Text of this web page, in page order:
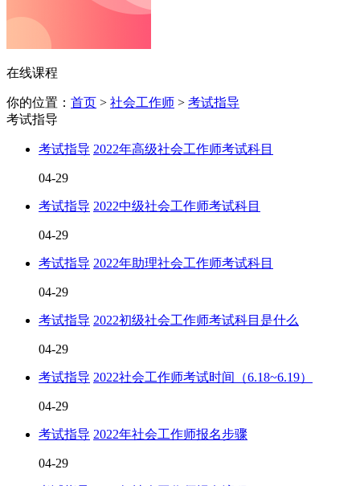
在线课程
你的位置： 首页 > 社会工作师 > 考试指导
考试指导
考试指导 2022年高级社会工作师考试科目
04-29
考试指导 2022中级社会工作师考试科目
04-29
考试指导 2022年助理社会工作师考试科目
04-29
考试指导 2022初级社会工作师考试科目是什么
04-29
考试指导 2022社会工作师考试时间（6.18~6.19）
04-29
考试指导 2022年社会工作师报名步骤
04-29